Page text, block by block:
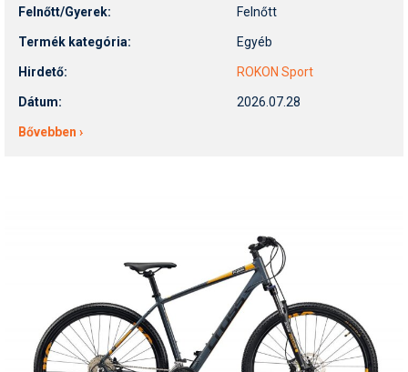
Felnőtt/Gyerek: Felnőtt
Termék kategória: Egyéb
Hirdető: ROKON Sport
Dátum: 2026.07.28
Bővebben ›